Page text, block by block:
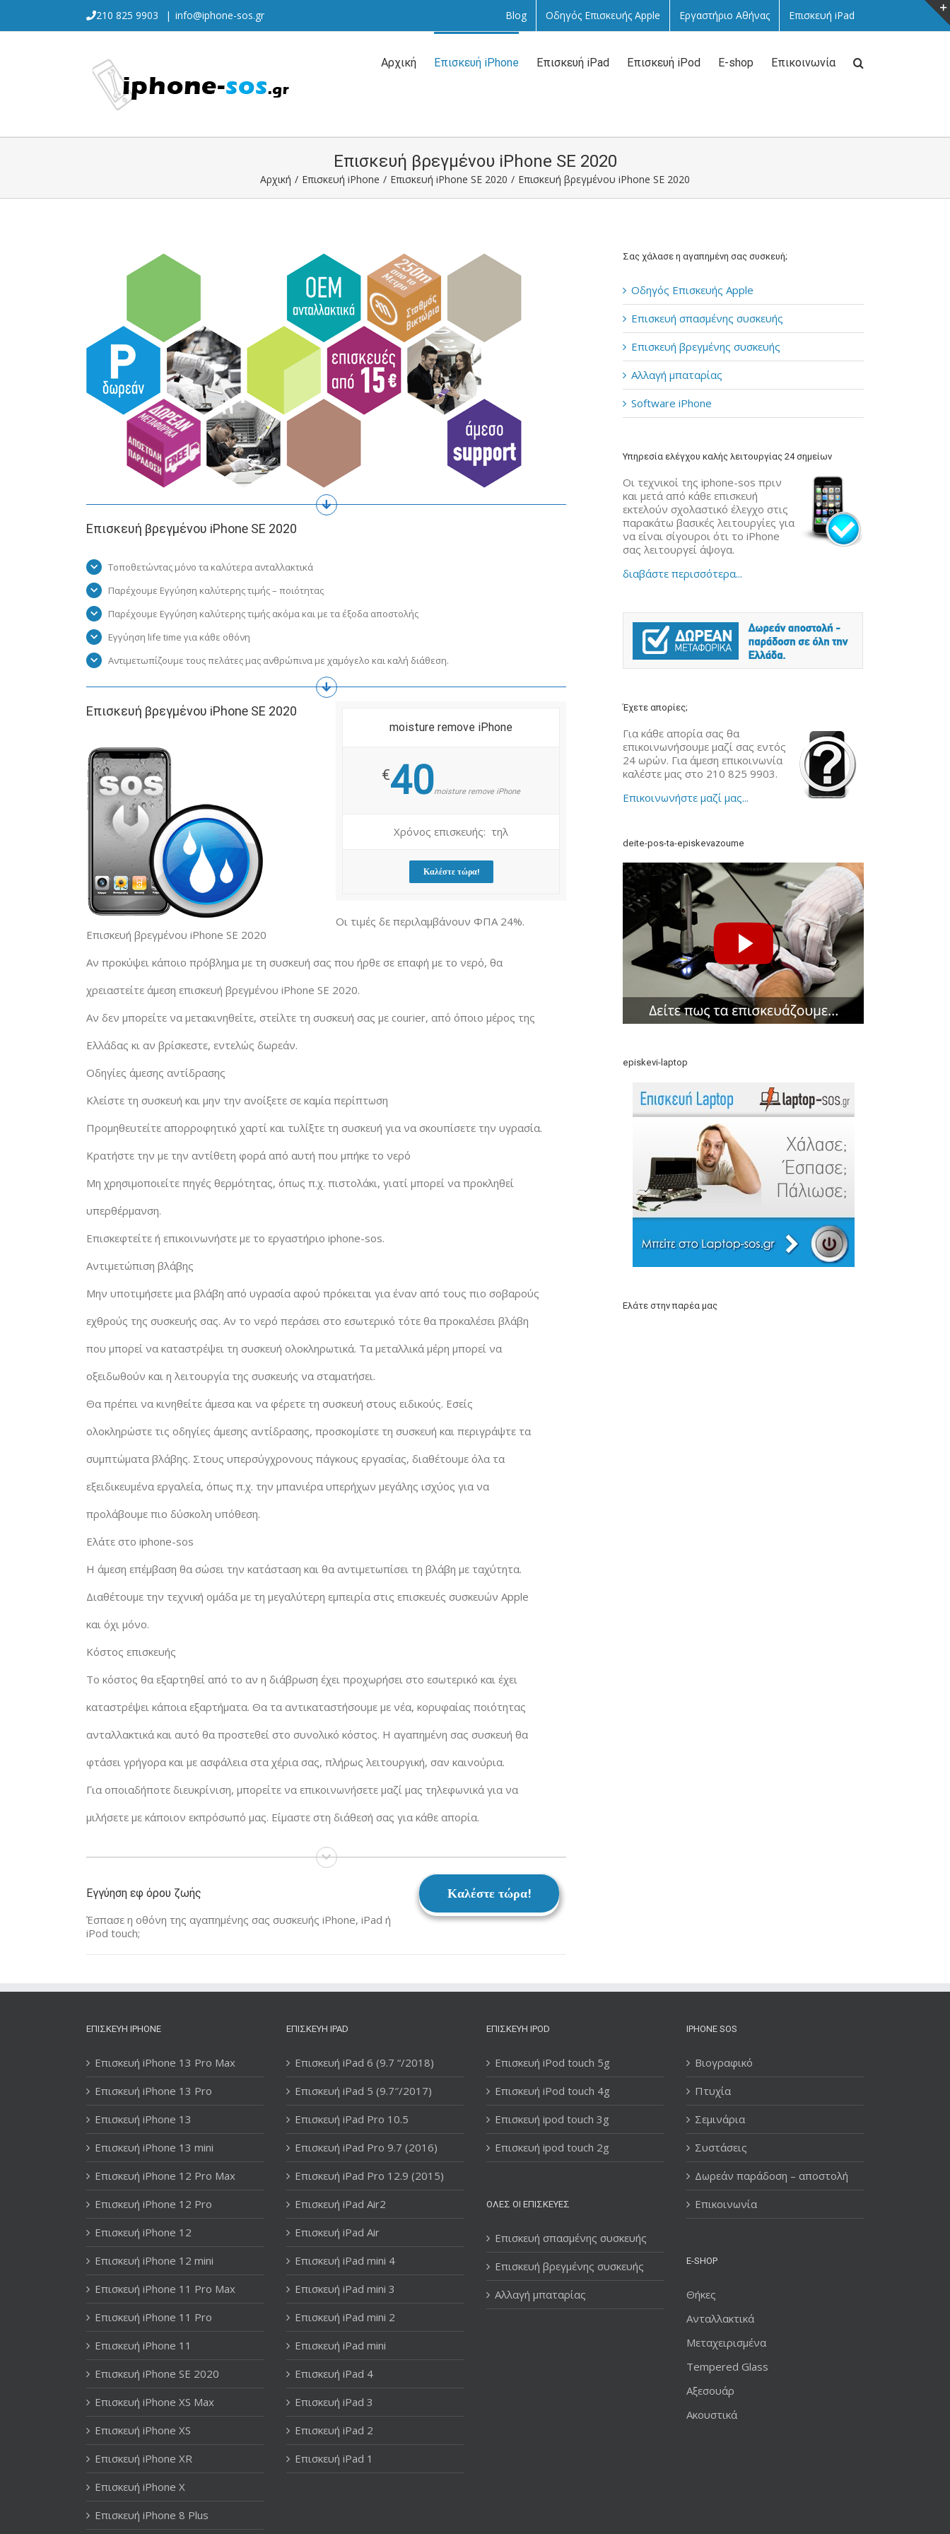
content
210 825 9903 | info@iphone-sos.gr Blog Οδηγός Επισκευής Apple Εργαστήριο Αθήνας Επισκευή iPad
Αναζήτηση
Αρχική Επισκευή iPhone Επισκευή iPad Επισκευή iPod E-shop Επικοινωνία
Επισκευή βρεγμένου iPhone SE 2020
Αρχική / Επισκευή iPhone / Επισκευή iPhone SE 2020 / Επισκευή βρεγμένου iPhone SE 2020
Eπισκευή βρεγμένου iPhone SE 2020
Τοποθετώντας μόνο τα καλύτερα ανταλλακτικά
Παρέχουμε Εγγύηση καλύτερης τιμής – ποιότητας
Παρέχουμε Εγγύηση καλύτερης τιμής ακόμα και με τα έξοδα αποστολής
Εγγύηση life time για κάθε οθόνη
Αντιμετωπίζουμε τους πελάτες μας ανθρώπινα με χαμόγελο και καλή διάθεση.
Eπισκευή βρεγμένου iPhone SE 2020
moisture remove iPhone
€40moisture remove iPhone
Χρόνος επισκευής: τηλ
Καλέστε τώρα!
Οι τιμές δε περιλαμβάνουν ΦΠΑ 24%.
Επισκευή βρεγμένου iPhone SE 2020
Αν προκύψει κάποιο πρόβλημα με τη συσκευή σας που ήρθε σε επαφή με το νερό, θα
χρειαστείτε άμεση επισκευή βρεγμένου iPhone SE 2020.
Αν δεν μπορείτε να μετακινηθείτε, στείλτε τη συσκευή σας με courier, από όποιο μέρος της
Ελλάδας κι αν βρίσκεστε, εντελώς δωρεάν.
Οδηγίες άμεσης αντίδρασης
Κλείστε τη συσκευή και μην την ανοίξετε σε καμία περίπτωση
Προμηθευτείτε απορροφητικό χαρτί και τυλίξτε τη συσκευή για να σκουπίσετε την υγρασία.
Κρατήστε την με την αντίθετη φορά από αυτή που μπήκε το νερό
Μη χρησιμοποιείτε πηγές θερμότητας, όπως π.χ. πιστολάκι, γιατί μπορεί να προκληθεί
υπερθέρμανση.
Επισκεφτείτε ή επικοινωνήστε με το εργαστήριο iphone-sos.
Αντιμετώπιση βλάβης
Μην υποτιμήσετε μια βλάβη από υγρασία αφού πρόκειται για έναν από τους πιο σοβαρούς
εχθρούς της συσκευής σας. Αν το νερό περάσει στο εσωτερικό τότε θα προκαλέσει βλάβη
που μπορεί να καταστρέψει τη συσκευή ολοκληρωτικά. Τα μεταλλικά μέρη μπορεί να
οξειδωθούν και η λειτουργία της συσκευής να σταματήσει.
Θα πρέπει να κινηθείτε άμεσα και να φέρετε τη συσκευή στους ειδικούς. Εσείς
ολοκληρώστε τις οδηγίες άμεσης αντίδρασης, προσκομίστε τη συσκευή και περιγράψτε τα
συμπτώματα βλάβης. Στους υπερσύγχρονους πάγκους εργασίας, διαθέτουμε όλα τα
εξειδικευμένα εργαλεία, όπως π.χ. την μπανιέρα υπερήχων μεγάλης ισχύος για να
προλάβουμε πιο δύσκολη υπόθεση.
Ελάτε στο iphone-sos
Η άμεση επέμβαση θα σώσει την κατάσταση και θα αντιμετωπίσει τη βλάβη με ταχύτητα.
Διαθέτουμε την τεχνική ομάδα με τη μεγαλύτερη εμπειρία στις επισκευές συσκευών Apple
και όχι μόνο.
Κόστος επισκευής
Το κόστος θα εξαρτηθεί από το αν η διάβρωση έχει προχωρήσει στο εσωτερικό και έχει
καταστρέψει κάποια εξαρτήματα. Θα τα αντικαταστήσουμε με νέα, κορυφαίας ποιότητας
ανταλλακτικά και αυτό θα προστεθεί στο συνολικό κόστος. Η αγαπημένη σας συσκευή θα
φτάσει γρήγορα και με ασφάλεια στα χέρια σας, πλήρως λειτουργική, σαν καινούρια.
Για οποιαδήποτε διευκρίνιση, μπορείτε να επικοινωνήσετε μαζί μας τηλεφωνικά για να
μιλήσετε με κάποιον εκπρόσωπό μας. Είμαστε στη διάθεσή σας για κάθε απορία.
Εγγύηση εφ όρου ζωής
Έσπασε η οθόνη της αγαπημένης σας συσκευής iPhone, iPad ή
iPod touch;
Καλέστε τώρα!
Σας χάλασε η αγαπημένη σας συσκευή;
Οδηγός Επισκευής Apple
Επισκευή σπασμένης συσκευής
Επισκευή βρεγμένης συσκευής
Αλλαγή μπαταρίας
Software iPhone
Υπηρεσία ελέγχου καλής λειτουργίας 24 σημείων
Οι τεχνικοί της iphone-sos πριν
και μετά από κάθε επισκευή
εκτελούν σχολαστικό έλεγχο στις
παρακάτω βασικές λειτουργίες για
να είναι σίγουροι ότι το iPhone
σας λειτουργεί άψογα.
διαβάστε περισσότερα...
Έχετε απορίες;
Για κάθε απορία σας θα
επικοινωνήσουμε μαζί σας εντός
24 ωρών. Για άμεση επικοινωνία
καλέστε μας στο 210 825 9903.
Επικοινωνήστε μαζί μας...
deite-pos-ta-episkevazoume
episkevi-laptop
Ελάτε στην παρέα μας
ΕΠΙΣΚΕΥΉ IPHONE
Επισκευή iPhone 13 Pro Max
Επισκευή iPhone 13 Pro
Επισκευή iPhone 13
Επισκευή iPhone 13 mini
Επισκευή iPhone 12 Pro Max
Επισκευή iPhone 12 Pro
Επισκευή iPhone 12
Επισκευή iPhone 12 mini
Επισκευή iPhone 11 Pro Max
Επισκευή iPhone 11 Pro
Επισκευή iPhone 11
Επισκευή iPhone SE 2020
Επισκευή iPhone XS Max
Επισκευή iPhone XS
Επισκευή iPhone XR
Επισκευή iPhone X
Επισκευή iPhone 8 Plus
ΕΠΙΣΚΕΥΉ IPAD
Επισκευή iPad 6 (9.7 “/2018)
Επισκευή iPad 5 (9.7″/2017)
Επισκευή iPad Pro 10.5
Επισκευή iPad Pro 9.7 (2016)
Επισκευή iPad Pro 12.9 (2015)
Επισκευή iPad Air2
Επισκευή iPad Air
Επισκευή iPad mini 4
Επισκευή iPad mini 3
Επισκευή iPad mini 2
Επισκευή iPad mini
Επισκευή iPad 4
Επισκευή iPad 3
Επισκευή iPad 2
Επισκευή iPad 1
ΕΠΙΣΚΕΥΉ IPOD
Επισκευή iPod touch 5g
Επισκευή iPod touch 4g
Επισκευή ipod touch 3g
Επισκευή ipod touch 2g
ΌΛΕΣ ΟΙ ΕΠΙΣΚΕΥΈΣ
Επισκευή σπασμένης συσκευής
Επισκευή βρεγμένης συσκευής
Αλλαγή μπαταρίας
IPHONE SOS
Βιογραφικό
Πτυχία
Σεμινάρια
Συστάσεις
Δωρεάν παράδοση – αποστολή
Επικοινωνία
E-SHOP
Θήκες
Ανταλλακτικά
Μεταχειρισμένα
Tempered Glass
Αξεσουάρ
Ακουστικά